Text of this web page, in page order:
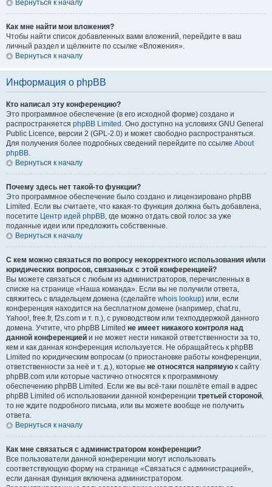
Вернуться к началу
Как мне найти мои вложения?
Чтобы найти список добавленных вами вложений, перейдите в ваш
личный раздел и щёлкните по ссылке «Вложения».
Вернуться к началу
Информация о phpBB
Кто написал эту конференцию?
Это программное обеспечение (в его исходной форме) создано и
распространяется phpBB Limited . Оно доступно на условиях GNU General
Public Licence, версии 2 (GPL-2.0) и может свободно распространяться.
Для получения более подробных сведений перейдите по ссылке About
phpBB.
Вернуться к началу
Почему здесь нет такой-то функции?
Это программное обеспечение было создано и лицензировано phpBB
Limited. Если вы считаете, что какая-то функция должна быть добавлена,
посетите Центр идей phpBB, где можно отдать свой голос за уже
поданные идеи или предложить собственные.
Вернуться к началу
С кем можно связаться по вопросу некорректного использования и/или
юридических вопросов, связанных с этой конференцией?
Вы можете связаться с любым из администраторов, перечисленных в
списке на странице «Наша команда». Если вы не получили ответа,
свяжитесь с владельцем домена (сделайте whois lookup) или, если
конференция находится на бесплатном домене (например, chat.ru,
Yahoo!, free.fr, f2s.com и т. п.), с руководством или техподдержкой данного
домена. Учтите, что phpBB Limited не имеет никакого контроля над
данной конференцией и не может нести никакой ответственности за то,
кем и как данная конференция используется. Не обращайтесь к phpBB
Limited по юридическим вопросам (о приостановке работы конференции,
ответственности за неё и т. д.), которые не относятся напрямую к сайту
phpBB.com или которые частично относятся к программному
обеспечению phpBB Limited. Если же вы всё-таки пошлёте email в адрес
phpBB Limited об использовании данной конференции третьей стороной,
то не ждите подробного письма, или вы можете вообще не получить
ответа.
Вернуться к началу
Как мне связаться с администратором конференции?
Все пользователи данной конференции могут использовать
соответствующую форму на странице «Связаться с администрацией»,
если данная функция включена администратором.